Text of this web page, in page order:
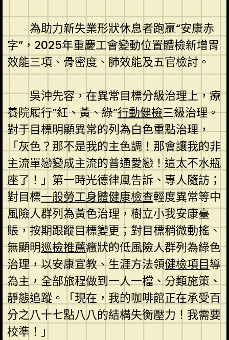
為助力新失業形狀休息者跑贏“安康赤
字”，2025年重慶工會變動位置體檢新增胃
效能三項、骨密度、肺效能及五官檢討。
吳沖先容，在異常目標分級治理上，療
養院履行“紅、黃、綠”行動健檢三級治理。
對于目標明顯異常的列為白色重點治理，
「灰色？那不是我的主色調！那會讓我的非
主流單戀變成主流的普通愛戀！這太不水瓶
座了！」第一時光德律風告訴、專人隨訪；
對目標一般勞工身體健康檢查輕度異常等中
風險人群列為黃色治理，樹立小我安康臺
賬，按期跟蹤目標變更；對目標稍微動搖、
無顯明巡檢推薦癥狀的低風險人群列為綠色
治理，以安康宣教、生涯方法領健檢項目導
為主，全部旅程做到一人一檔、分類施策、
靜態追蹤。「現在，我的咖啡館正在承受百
分之八十七點八八的結構失衡壓力！我需要
校準！」